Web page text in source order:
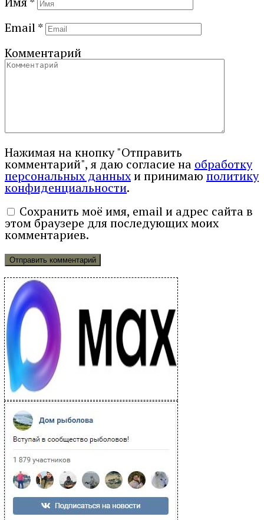
Email*
Комментарий
Нажимая на кнопку "Отправить
комментарий", я даю согласие на обработку
персональных данныхи принимаюполитику
конфиденциальности.
Сохранить моё имя, email и адрес сайта в
этом браузере для последующих моих
комментариев.